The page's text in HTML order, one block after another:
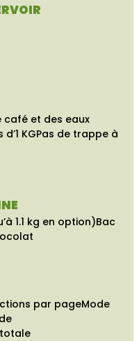
et des eaux
KGPas de trappe à
1.1 kg en option)Bac
par pageMode